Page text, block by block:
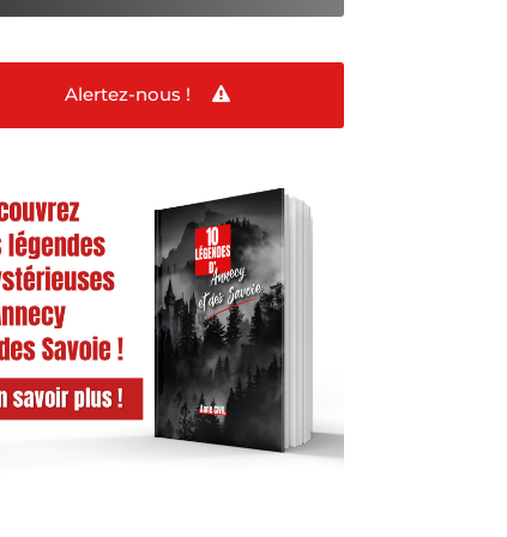
Alertez-nous !